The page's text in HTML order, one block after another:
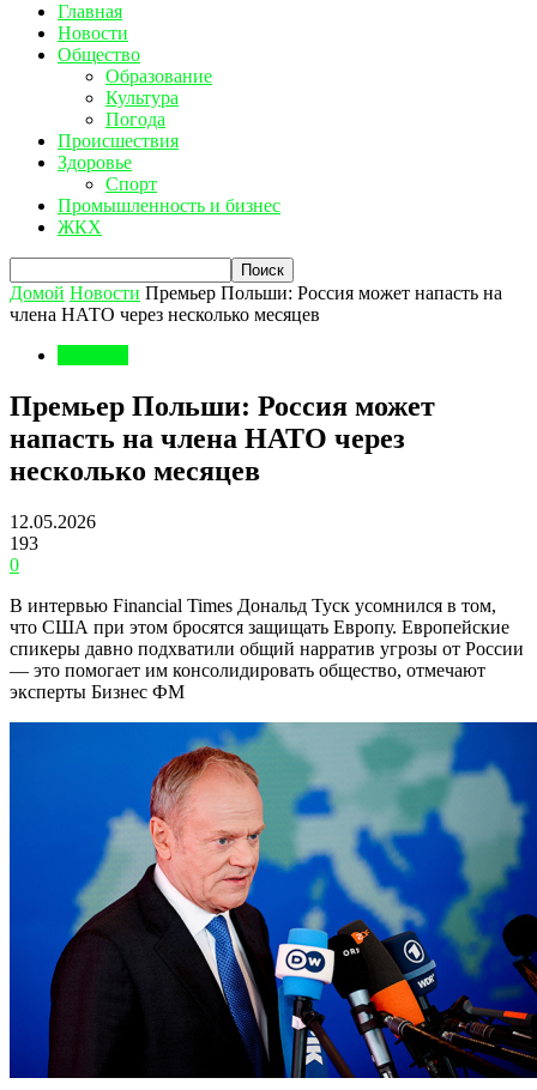
Главная
Новости
Общество
Образование
Культура
Погода
Происшествия
Здоровье
Спорт
Промышленность и бизнес
ЖКХ
Домой Новости Премьер Польши: Россия может напасть на
члена НАТО через несколько месяцев
Премьер Польши: Россия может
напасть на члена НАТО через
несколько месяцев
12.05.2026
193
0
В интервью Financial Times Дональд Туск усомнился в том,
что США при этом бросятся защищать Европу. Европейские
спикеры давно подхватили общий нарратив угрозы от России
— это помогает им консолидировать общество, отмечают
эксперты Бизнес ФМ